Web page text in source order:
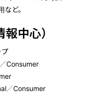
ど。
中心）
プ
／Consumer
／Consumer